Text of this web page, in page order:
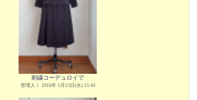
刺繍コーデュロイで
管理人Ｉ 2016年 1月13日(水) 15:43